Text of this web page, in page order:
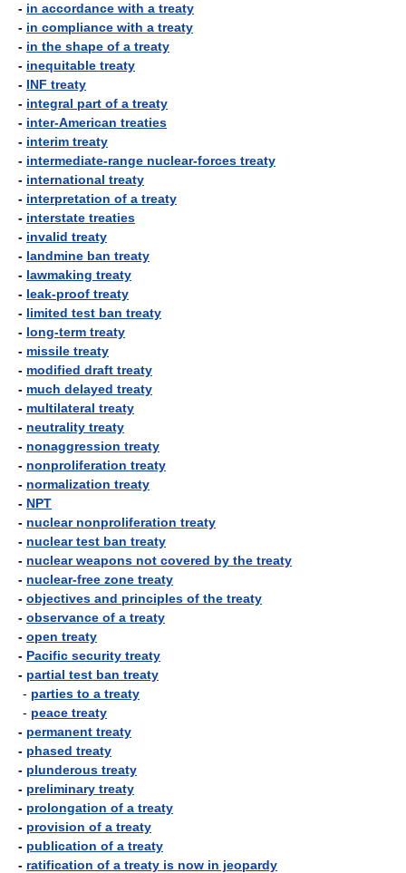
- in accordance with a treaty
- in compliance with a treaty
- in the shape of a treaty
- inequitable treaty
- INF treaty
- integral part of a treaty
- inter-American treaties
- interim treaty
- intermediate-range nuclear-forces treaty
- international treaty
- interpretation of a treaty
- interstate treaties
- invalid treaty
- landmine ban treaty
- lawmaking treaty
- leak-proof treaty
- limited test ban treaty
- long-term treaty
- missile treaty
- modified draft treaty
- much delayed treaty
- multilateral treaty
- neutrality treaty
- nonaggression treaty
- nonproliferation treaty
- normalization treaty
- NPT
- nuclear nonproliferation treaty
- nuclear test ban treaty
- nuclear weapons not covered by the treaty
- nuclear-free zone treaty
- objectives and principles of the treaty
- observance of a treaty
- open treaty
- Pacific security treaty
- partial test ban treaty
- parties to a treaty
- peace treaty
- permanent treaty
- phased treaty
- plunderous treaty
- preliminary treaty
- prolongation of a treaty
- provision of a treaty
- publication of a treaty
- ratification of a treaty is now in jeopardy